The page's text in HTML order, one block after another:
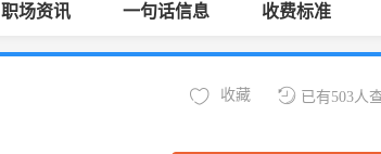
职场资讯 一句话信息 收费标准
已有503人
收藏